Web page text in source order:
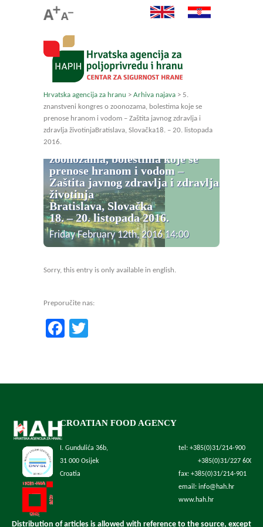
Hrvatska agencija za hranu > Arhiva najava > 5.
znanstveni kongres o zoonozama, bolestima koje se
prenose hranom i vodom – Zaštita javnog zdravlja i
zdravlja životinjaBratislava, Slovačka18. – 20. listopada
2016.
5. znanstveni kongres o
zoonozama, bolestima koje se
prenose hranom i vodom –
Zaštita javnog zdravlja i zdravlja
životinja
Bratislava, Slovačka
18. – 20. listopada 2016.
Friday February 12th, 2016 14:00
Sorry, this entry is only available in english.
Preporučite nas:
Facebook
CROATIAN FOOD AGENCY
I. Gundulića 36b,
31 000 Osijek
Croatia
tel: +385(0)31/214-900
+385(0)31/227 600
fax: +385(0)31/214-901
email: info@hah.hr
www.hah.hr
Distribution of articles is allowed with reference to the source, except